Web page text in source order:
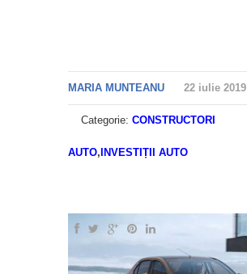
MARIA MUNTEANU 22 iulie 2019
Categorie: CONSTRUCTORI
AUTO, INVESTIȚII AUTO